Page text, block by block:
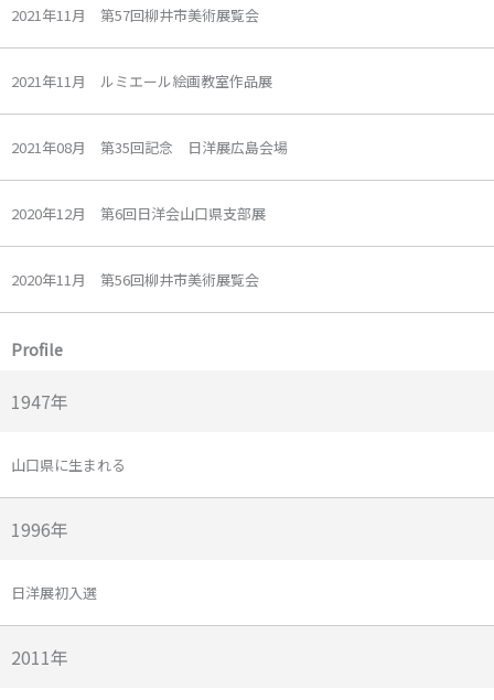
2021年11月 第57回柳井市美術展覧会
2021年11月 ルミエール絵画教室作品展
2021年08月 第35回記念 日洋展広島会場
2020年12月 第6回日洋会山口県支部展
2020年11月 第56回柳井市美術展覧会
Profile
1947年
山口県に生まれる
1996年
日洋展初入選
2011年